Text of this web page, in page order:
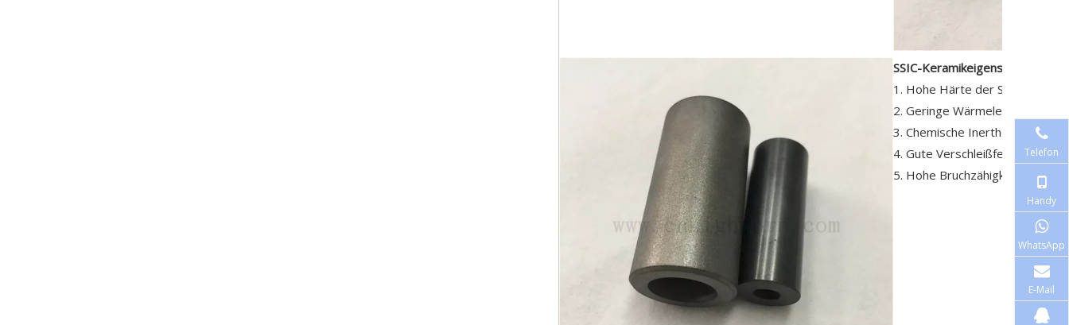
SSIC-Keramikeigenschaften
1. Hohe Härte der SSIC-Hülse.
2. Geringe Wärmeleitfähigkeit
3. Chemische Inertheit der Sic-
4. Gute Verschleißfestigkeit
5. Hohe Bruchzähigkeit des
Telefon
Handy
WhatsApp
E-Mail